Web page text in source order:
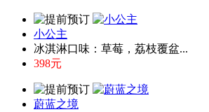
小公主
冰淇淋口味：草莓，荔枝覆盆...
398元
蔚蓝之境